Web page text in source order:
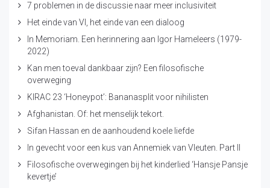
7 problemen in de discussie naar meer inclusiviteit
Het einde van VI, het einde van een dialoog
In Memoriam. Een herinnering aan Igor Hameleers (1979-
2022)
Kan men toeval dankbaar zijn? Een filosofische
overweging
KIRAC 23 ‘Honeypot’: Bananasplit voor nihilisten
Afghanistan. Of: het menselijk tekort.
Sifan Hassan en de aanhoudend koele liefde
In gevecht voor een kus van Annemiek van Vleuten. Part II
Filosofische overwegingen bij het kinderlied ‘Hansje Pansje
kevertje’